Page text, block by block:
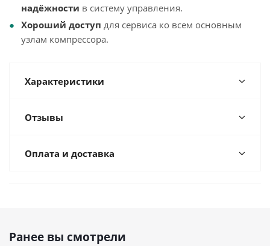
надёжности в систему управления.
Хороший доступ для сервиса ко всем основным
узлам компрессора.
Характеристики
Отзывы
Оплата и доставка
Ранее вы смотрели